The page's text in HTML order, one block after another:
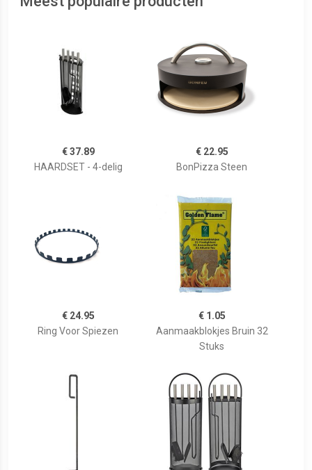
€ 37.89
HAARDSET - 4-delig
€ 22.95
BonPizza Steen
€ 24.95
Ring Voor Spiezen
€ 1.05
Aanmaakblokjes Bruin 32
Stuks